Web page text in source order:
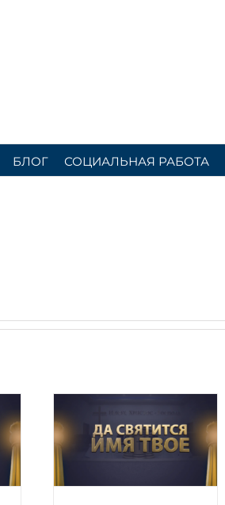
БЛОГ СОЦИАЛЬНАЯ РАБОТА